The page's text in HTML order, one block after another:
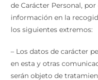
de Carácter Personal,
información en la
los siguientes extremos:
– Los datos de carácter
en esta y otras
serán objeto de